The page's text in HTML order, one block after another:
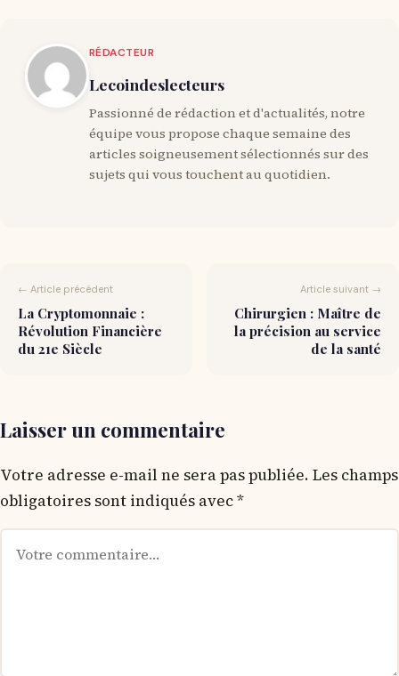
RÉDACTEUR
Lecoindeslecteurs
Passionné de rédaction et d'actualités, notre
équipe vous propose chaque semaine des
articles soigneusement sélectionnés sur des
sujets qui vous touchent au quotidien.
← Article précédent
La Cryptomonnaie :
Révolution Financière
du 21e Siècle
Article suivant →
Chirurgien : Maître de
la précision au service
de la santé
Laisser un commentaire
Votre adresse e-mail ne sera pas publiée. Les champs
obligatoires sont indiqués avec*